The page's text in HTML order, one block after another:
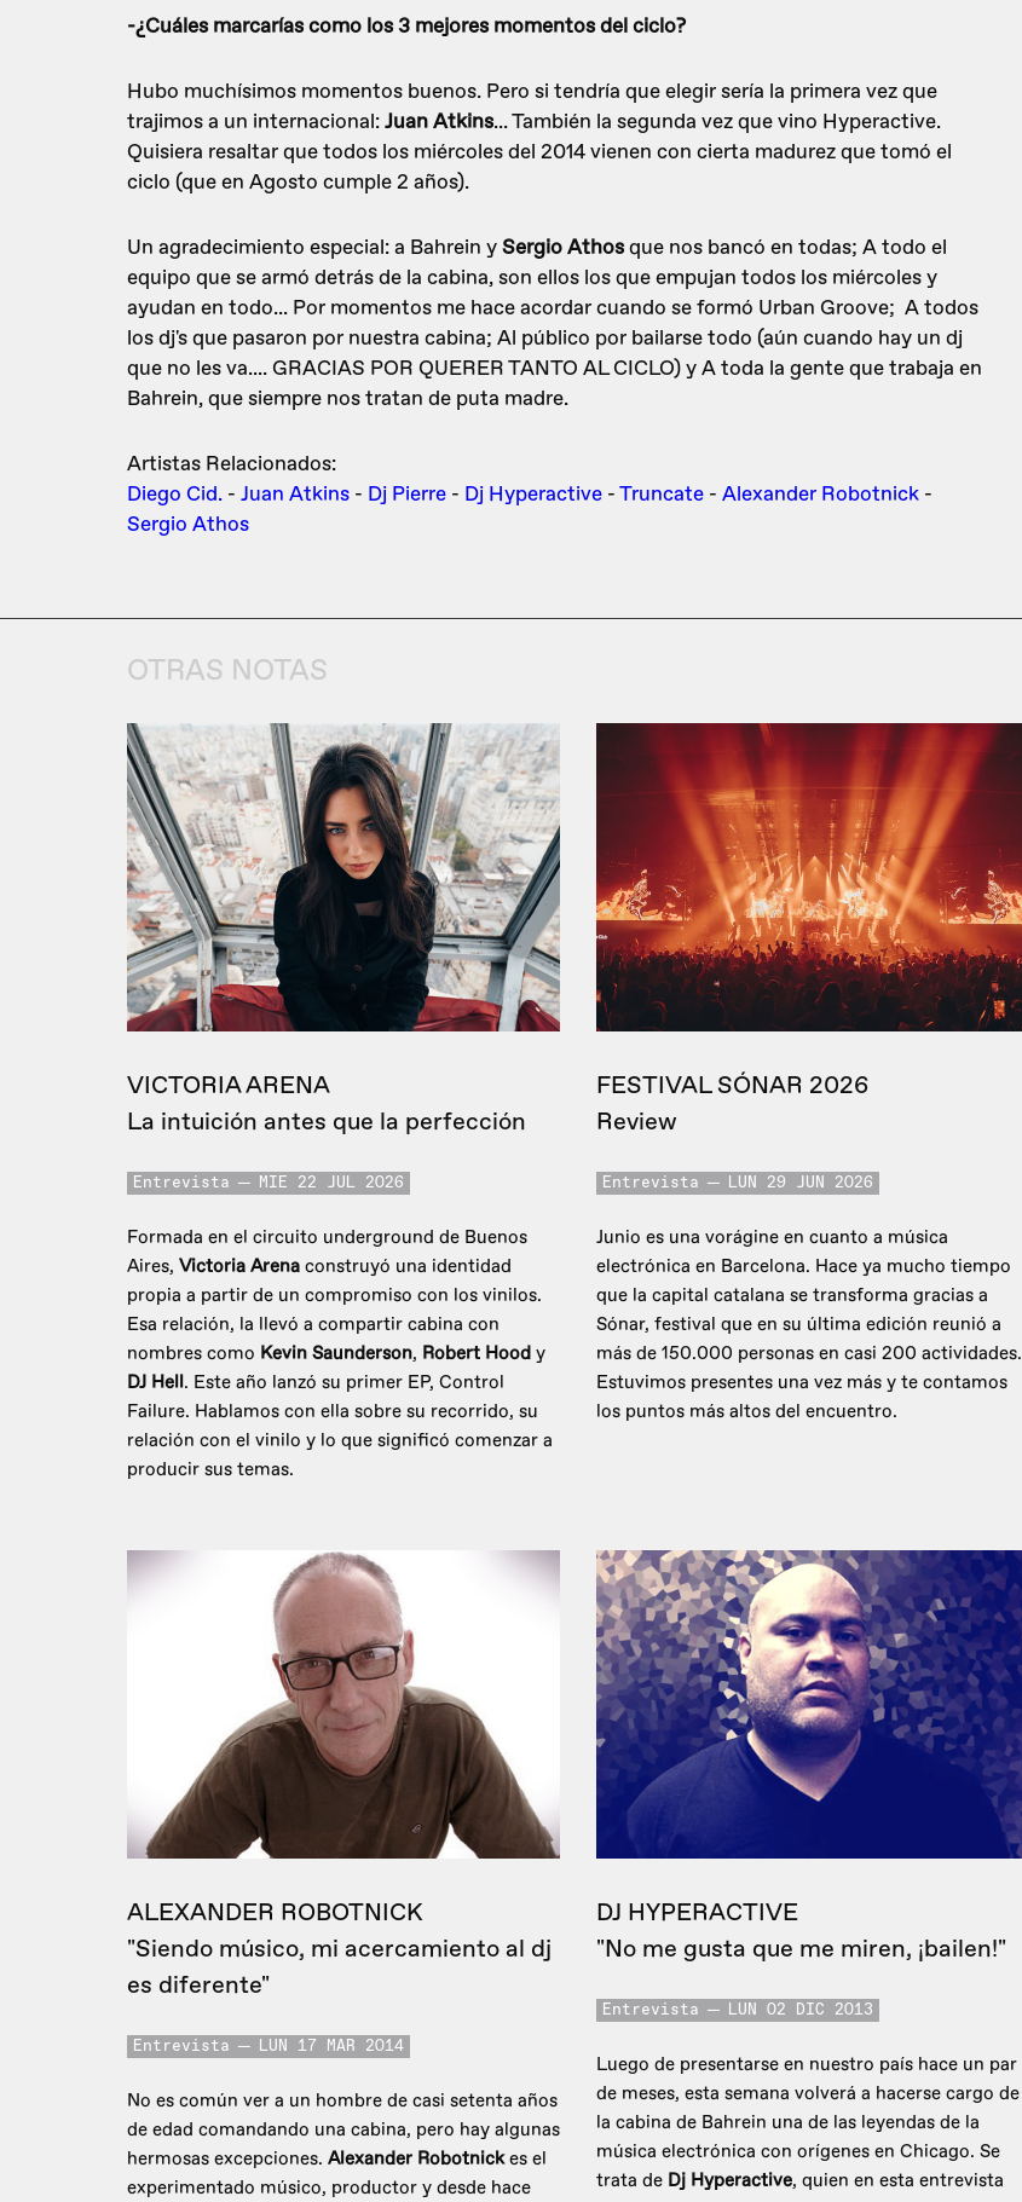
-¿Cuáles marcarías como los 3 mejores momentos del ciclo?
Hubo muchísimos momentos buenos. Pero si tendría que elegir sería la primera vez que
trajimos a un internacional:Juan Atkins... También la segunda vez que vino Hyperactive.
Quisiera resaltar que todos los miércoles del 2014 vienen con cierta madurez que tomó el
ciclo (que en Agosto cumple 2 años).
Un agradecimiento especial: a Bahrein ySergio Athosque nos bancó en todas; A todo el
equipo que se armó detrás de la cabina, son ellos los que empujan todos los miércoles y
ayudan en todo... Por momentos me hace acordar cuando se formó Urban Groove; A todos
los dj's que pasaron por nuestra cabina; Al público por bailarse todo (aún cuando hay un dj
que no les va.... GRACIAS POR QUERER TANTO AL CICLO) y A toda la gente que trabaja en
Bahrein, que siempre nos tratan de puta madre.
Artistas Relacionados:
Diego Cid. - Juan Atkins - Dj Pierre - Dj Hyperactive -Truncate - Alexander Robotnick -
Sergio Athos
OTRAS NOTAS
VICTORIA ARENA
La intuición antes que la perfección
Entrevista MIE 22 JUL 2026
Formada en el circuito underground de Buenos
Aires, Victoria Arena construyó una identidad
propia a partir de un compromiso con los vinilos.
Esa relación, la llevó a compartir cabina con
nombres como Kevin Saunderson, Robert Hood y
DJ Hell. Este año lanzó su primer EP, Control
Failure. Hablamos con ella sobre su recorrido, su
relación con el vinilo y lo que significó comenzar a
producir sus temas.
FESTIVAL SÓNAR 2026
Review
Entrevista LUN 29 JUN 2026
Junio es una vorágine en cuanto a música
electrónica en Barcelona. Hace ya mucho tiempo
que la capital catalana se transforma gracias a
Sónar, festival que en su última edición reunió a
más de 150.000 personas en casi 200 actividades.
Estuvimos presentes una vez más y te contamos
los puntos más altos del encuentro.
ALEXANDER ROBOTNICK
"Siendo músico, mi acercamiento al dj
es diferente"
Entrevista LUN 17 MAR 2014
No es común ver a un hombre de casi setenta años
de edad comandando una cabina, pero hay algunas
hermosas excepciones. Alexander Robotnickes el
experimentado músico, productor y desde hace
DJ HYPERACTIVE
"No me gusta que me miren, ¡bailen!"
Entrevista LUN 02 DIC 2013
Luego de presentarse en nuestro país hace un par
de meses, esta semana volverá a hacerse cargo de
la cabina de Bahrein una de las leyendas de la
música electrónica con orígenes en Chicago. Se
trata de Dj Hyperactive, quien en esta entrevista